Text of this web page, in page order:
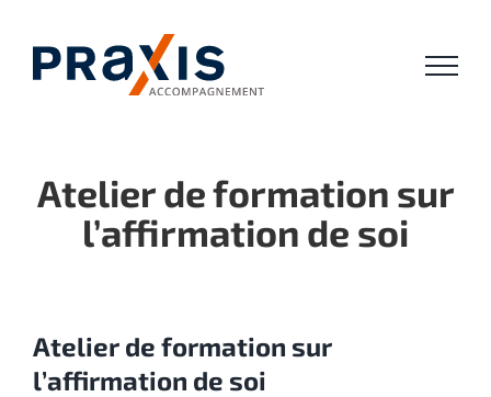
contenu
Atelier de formation sur
l’affirmation de soi
Atelier de formation sur
l’affirmation de soi